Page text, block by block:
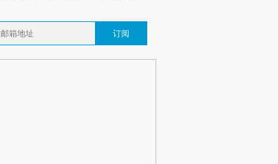
订阅